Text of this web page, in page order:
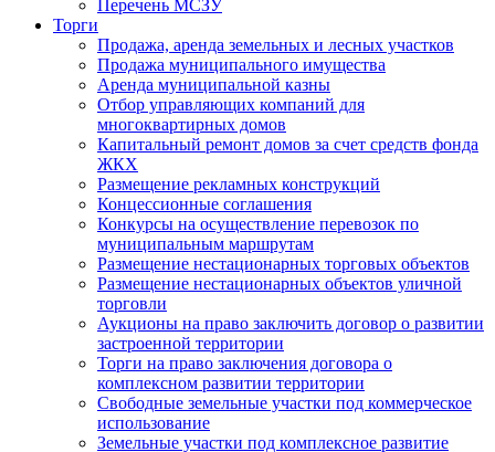
Перечень МСЗУ
Торги
Продажа, аренда земельных и лесных участков
Продажа муниципального имущества
Аренда муниципальной казны
Отбор управляющих компаний для
многоквартирных домов
Капитальный ремонт домов за счет средств фонда
ЖКХ
Размещение рекламных конструкций
Концессионные соглашения
Конкурсы на осуществление перевозок по
муниципальным маршрутам
Размещение нестационарных торговых объектов
Размещение нестационарных объектов уличной
торговли
Аукционы на право заключить договор о развитии
застроенной территории
Торги на право заключения договора о
комплексном развитии территории
Свободные земельные участки под коммерческое
использование
Земельные участки под комплексное развитие